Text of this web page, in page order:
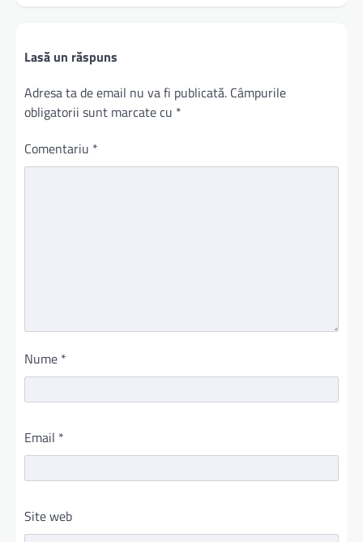
Lasă un răspuns
Adresa ta de email nu va fi publicată. Câmpurile
obligatorii sunt marcate cu *
Comentariu *
Nume *
Email *
Site web